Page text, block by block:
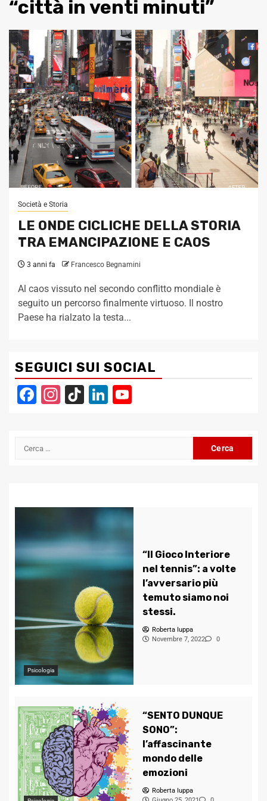
“città in venti minuti”
Società e Storia
LE ONDE CICLICHE DELLA STORIA
TRA EMANCIPAZIONE E CAOS
3 anni fa Francesco Begnamini
Al caos vissuto nel secondo conflitto mondiale è
seguito un percorso finalmente virtuoso. Il nostro
Paese ha rialzato la testa...
SEGUICI SUI SOCIAL
Facebook
Instagram
TikTokLinkedIn
Ricerca
Psicologia
“Il Gioco Interiore
nel tennis”: a volte
l’avversario più
temuto siamo noi
stessi.
Roberta Iuppa
Novembre 7, 2022
0
“SENTO DUNQUE
SONO”:
l’affascinante
mondo delle
emozioni
Roberta Iuppa